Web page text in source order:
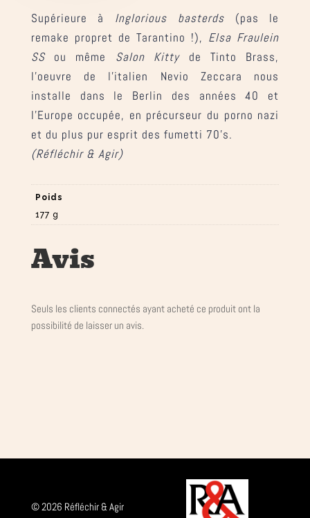
Supérieure à Inglorious basterds(pas le
remake propret de Tarantino !), Elsa Fraulein
SSou même Salon Kittyde Tinto Brass,
l’oeuvre de l’italien Nevio Zeccara nous
installe dans le Berlin des années 40 et
l’Europe occupée, en précurseur du porno nazi
et du plus pur esprit des fumetti 70’s.
(Réfléchir & Agir)
Poids
177 g
Avis
Seuls les clients connectés ayant acheté ce produit ont la
possibilité de laisser un avis.
© 2026 Réfléchir & Agir